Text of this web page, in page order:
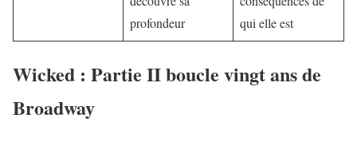
profondeur
qui elle est
Wicked : Partie II boucle vingt ans de
Broadway